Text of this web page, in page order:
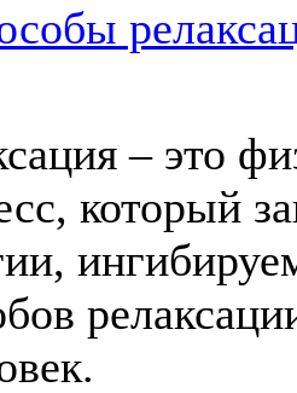
– это
который